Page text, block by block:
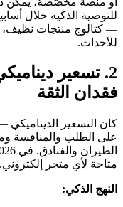
للتوصية الذكية خلال
— كتالوج منتجات نظيف،
للأحداث.
2. تسعير
فقدان الثقة
كان التسعير الديناميكي
على الطلب والمنافسة
متاحة لأي متجر إلكتروني.
النهج الذكي: